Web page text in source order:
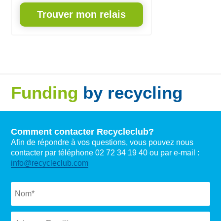
Trouver mon relais
Funding by recycling
Comment contacter Recycleclub?
Afin de répondre à vos questions, vous pouvez nous
contacter par téléphone 02 72 34 19 40 ou par e-mail :
info@recycleclub.com
Naam *
Email *